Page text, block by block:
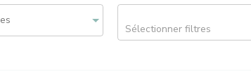
Sélectionner filtres